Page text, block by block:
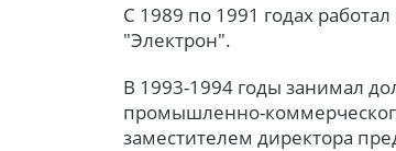
С 1989 по 1991 годах
"Электрон".
В 1993-1994 годы занимал
промышленно-
заместителем директора